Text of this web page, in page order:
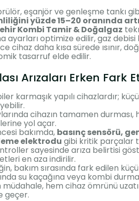
eşanjör ve genleşme tankı
yüzde 15–20 oranında
Kombi Tamir & Doğalgaz
ayarları optimize edilir, gaz
cihaz daha kısa sürede ısınır,
tasarruf elde edilir.
Arızaları Erken Fark
karmaşık yapılı cihazlardır;
cihazın tamamen
yol açar.
bakımda, basınç sensörü,
elektrodu gibi kritik parçalar
sayesinde arıza belirtisi
en aza indirilir.
bakım sırasında fark edilen
su kaçağına veya kombi
müdahale, hem cihaz ömrünü
geçer.